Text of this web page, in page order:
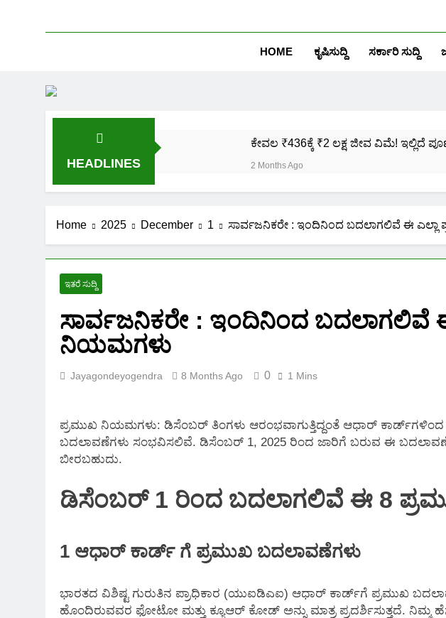
HOME ಕೃಷಿಸುದ್ದಿ ಸರ್ಕಾರಿ ಸುದ್ದಿ
HEADLINES
ಕೇವಲ ₹436ಕ್ಕೆ ₹2 ಲಕ್ಷ ಜೀವ ವಿಮೆ! ಇಲ್ಲಿದೆ
2 Months Ago
ಪಿಎಂ ಕಿಸಾನ್ ಯೋಜನೆಗೆ
ಜಾತಿ, ಆದಾಯ ಪ್ರಮಾಣ ಪತ್ರ ಬರೀ 40
2 Months Ago
Home 2025 December 1 ಸಾರ್ವಜನಿಕರೇ : ಇಂದಿನಿಂದ ಬದಲಾಗಲಿವೆ ಈ
ಇತರೆ ಸುದ್ದಿ
ಸಾರ್ವಜನಿಕರೇ : ಇಂದಿನಿಂದ ಬದಲಾಗಲಿವೆ
ನಿಯಮಗಳು
Jayagondeyogendra 8 Months Ago 0 1 Mins
ಪ್ರಮುಖ ನಿಯಮಗಳು: ಡಿಸೆಂಬರ್ ತಿಂಗಳು ಆರಂಭವಾಗುತ್ತಿದ್ದಂತೆ ಆಧಾರ್
ಬದಲಾವಣೆಗಳು ಸಂಭವಿಸಲಿವೆ. ಡಿಸೆಂಬರ್ 1, 2025 ರಿಂದ ಜಾರಿಗೆ ಬರುವ ಈ
ಬೀರಬಹುದು.
ಡಿಸೆಂಬರ್ 1 ರಿಂದ ಬದಲಾಗಲಿವೆ ಈ 8
1 ಆಧಾರ್ ಕಾರ್ಡ್‌ ಗೆ ಪ್ರಮುಖ ಬದಲಾವಣೆಗಳು
ಭಾರತದ ವಿಶಿಷ್ಟ ಗುರುತಿನ ಪ್ರಾಧಿಕಾರ (ಯುಐಡಿಎಐ) ಆಧಾರ್ ಕಾರ್ಡ್‌ಗೆ ಪ್ರಮುಖ
ಹೊಂದಿರುವವರ ಫೋಟೋ ಮತ್ತು ಕ್ಯೂಆರ್ ಕೋಡ್ ಅನ್ನು ಮಾತ್ರ ಪ್ರದರ್ಶಿಸುತ್ತದೆ. ನಿಮ್ಮ